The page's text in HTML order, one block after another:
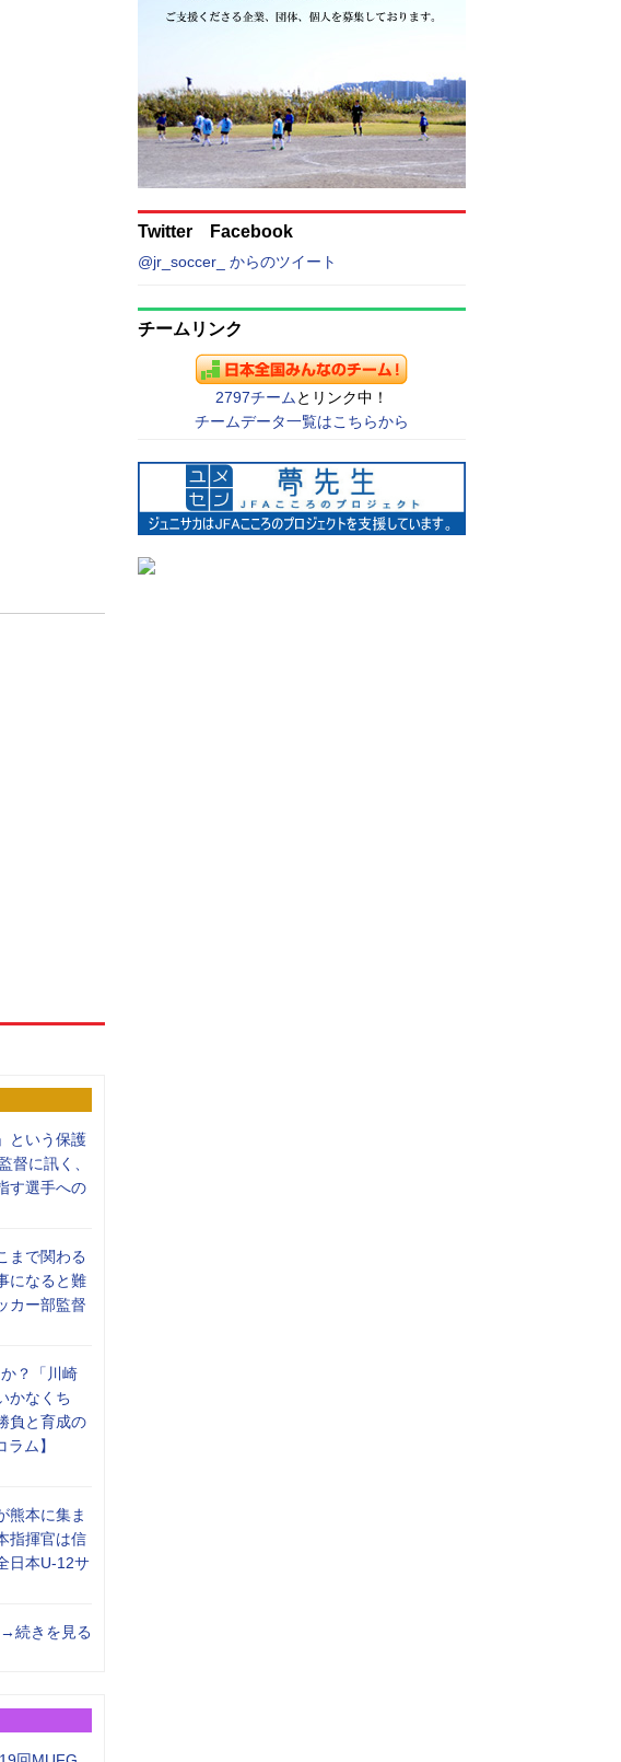
という保護
督に訊く、
す選手への
まで関わる
になると難
カー部監督
？「川崎
かなくち
負と育成の
ム】
熊本に集ま
指揮官は信
日本U-12サ
→続きを見る
Twitter Facebook
@jr_soccer_ からのツイート
チームリンク
2797チーム とリンク中！
チームデータ一覧はこちらから